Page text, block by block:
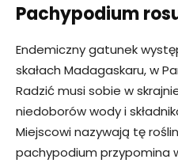
Pachypodium
Endemiczny gatunek
skałach Madagaskaru, w
Radzić musi sobie w
niedoborów wody i
Miejscowi nazywają tę
pachypodium przypomina